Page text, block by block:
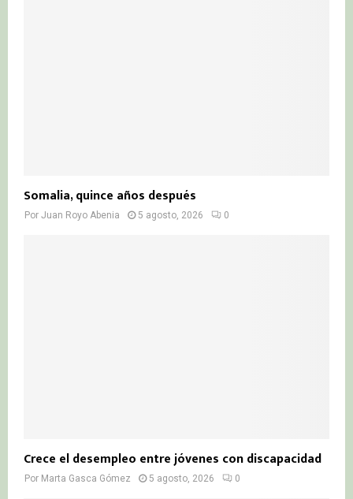
Somalia, quince años después
Por Juan Royo Abenia 5 agosto, 2026 0
Crece el desempleo entre jóvenes con discapacidad
Por Marta Gasca Gómez 5 agosto, 2026 0